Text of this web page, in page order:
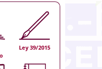
Ley 39/2015